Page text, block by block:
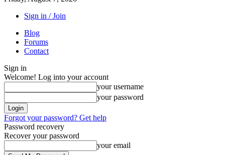
Sign in / Join
Blog
Forums
Contact
Sign in
Welcome! Log into your account
your username
your password
Forgot your password? Get help
Password recovery
Recover your password
your email